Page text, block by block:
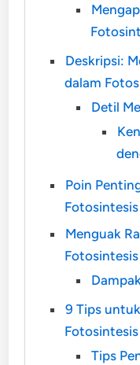
Deskripsi:
dalam
Detil
Poin
Fotosintesis
Menguak
Fotosintesis
9 Tips
Fotosintesis
Tips